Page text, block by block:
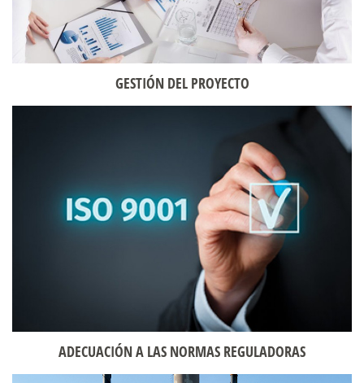
GESTIÓN DEL PROYECTO
ADECUACIÓN A LAS NORMAS REGULADORAS